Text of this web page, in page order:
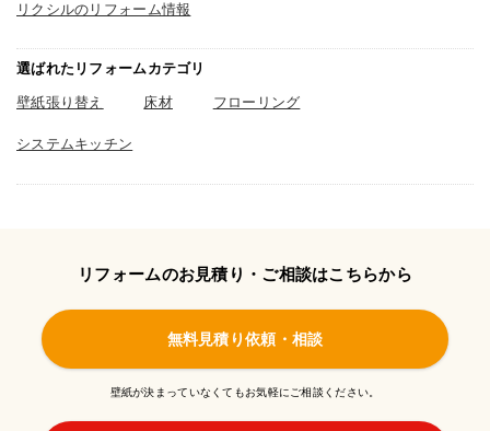
リクシルのリフォーム情報
選ばれたリフォームカテゴリ
壁紙張り替え 床材 フローリング
システムキッチン
リフォームのお見積り・ご相談はこちらから
無料見積り依頼・相談
壁紙が決まっていなくてもお気軽にご相談ください。